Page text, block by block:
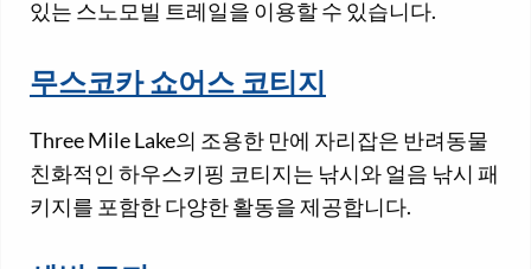
있는 스노모빌 트레일을 이용할 수 있습니다.
무스코카 쇼어스 코티지
Three Mile Lake의 조용한 만에 자리잡은 반려동물
친화적인 하우스키핑 코티지는 낚시와 얼음 낚시 패
키지를 포함한 다양한 활동을 제공합니다.